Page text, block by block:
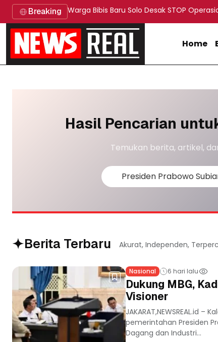
Breaking Warga Bibis Baru Solo Desak STOP
Home
Hasil Pencarian
Temukan berita, artikel,
Berita Terbaru Akurat, Independen,
Nasional 6 hari lalu
Dukung MBG,
Visioner
JAKARAT,NEWSREAL.id
pemerintahan Presiden
Dagang dan Industri...